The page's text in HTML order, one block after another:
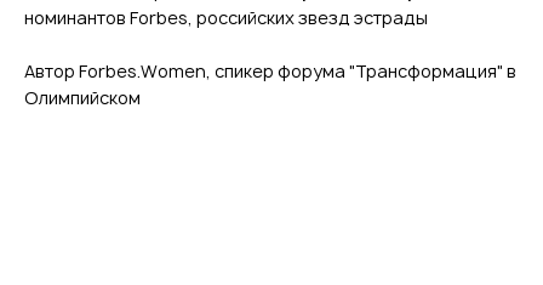
номинантов Forbes, российских звезд эстрады
Автор Forbes.Women, спикер форума "Трансформация" в
Олимпийском